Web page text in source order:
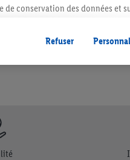
conservation des données et
Refuser